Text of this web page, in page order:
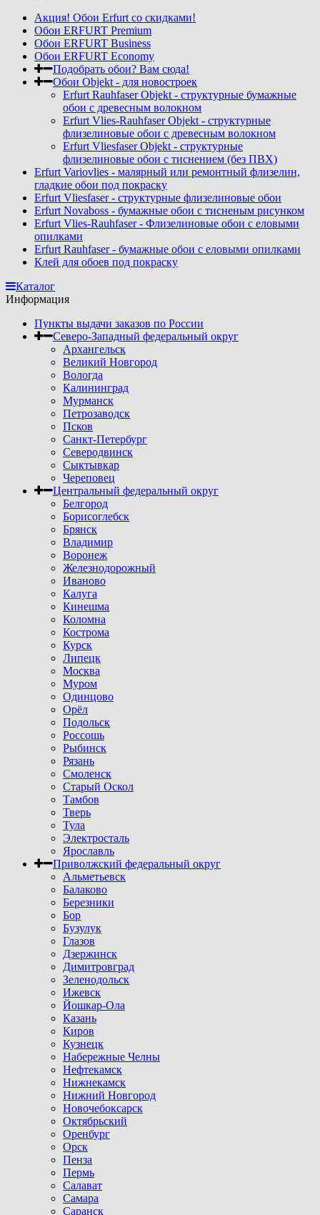
Акция! Обои Erfurt со скидками!
Обои ERFURT Premium
Обои ERFURT Business
Обои ERFURT Economy
Подобрать обои? Вам сюда!
Обои Objekt - для новостроек
Erfurt Rauhfaser Objekt - cтруктурные бумажные
обои с древесным волокном
Erfurt Vlies-Rauhfaser Objekt - структурные
флизелиновые обои с древесным волокном
Erfurt Vliesfaser Objekt - структурные
флизелиновые обои с тиснением (без ПВХ)
Erfurt Variovlies - малярный или ремонтный флизелин,
гладкие обои под покраску
Erfurt Vliesfaser - структурные флизелиновые обои
Erfurt Novaboss - бумажные обои с тисненым рисунком
Erfurt Vlies-Rauhfaser - Флизелиновые обои с еловыми
опилками
Erfurt Rauhfaser - бумажные обои с еловыми опилками
Клей для обоев под покраску
Каталог
Информация
Пункты выдачи заказов по России
Северо-Западный федеральный округ
Архангельск
Великий Новгород
Вологда
Калининград
Мурманск
Петрозаводск
Псков
Санкт-Петербург
Северодвинск
Сыктывкар
Череповец
Центральный федеральный округ
Белгород
Борисоглебск
Брянск
Владимир
Воронеж
Железнодорожный
Иваново
Калуга
Кинешма
Коломна
Кострома
Курск
Липецк
Москва
Муром
Одинцово
Орёл
Подольск
Россошь
Рыбинск
Рязань
Смоленск
Старый Оскол
Тамбов
Тверь
Тула
Электросталь
Ярославль
Приволжский федеральный округ
Альметьевск
Балаково
Березники
Бор
Бузулук
Глазов
Дзержинск
Димитровград
Зеленодольск
Ижевск
Йошкар-Ола
Казань
Киров
Кузнецк
Набережные Челны
Нефтекамск
Нижнекамск
Нижний Новгород
Новочебоксарск
Октябрьский
Оренбург
Орск
Пенза
Пермь
Салават
Самара
Саранск